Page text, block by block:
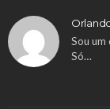
Sou um
Só…